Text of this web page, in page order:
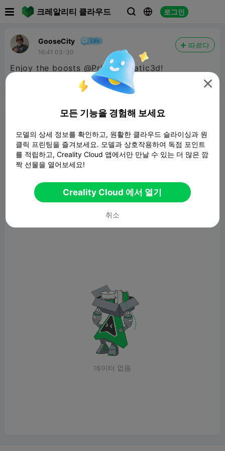
크레알리티 클라우드   로그인
GooseCity
16:41 03-30
따르다
Enjoy the boosts @PrinterFanatic3d!
4 
데이터 없음

모든 기능을 경험해 보세요
모델의 상세 정보를 확인하고, 원활한 클라우드 슬라이싱과 원
클릭 프린팅을 즐겨보세요. 모델과 상호작용하여 독점 포인트
를 적립하고, Creality Cloud 앱에서만 만날 수 있는 더 많은 깜
짝 선물을 열어보세요!
Creality Cloud 에서 열기
취소